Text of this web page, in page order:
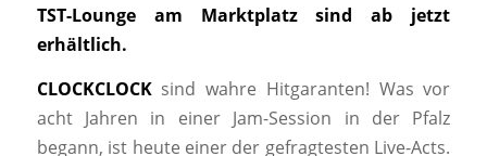
TST-Lounge am Marktplatz sind ab jetzt
erhältlich.
CLOCKCLOCKsind wahre Hitgaranten! Was vor
acht Jahren in einer Jam-Session in der Pfalz
begann, ist heute einer der gefragtesten Live-Acts.